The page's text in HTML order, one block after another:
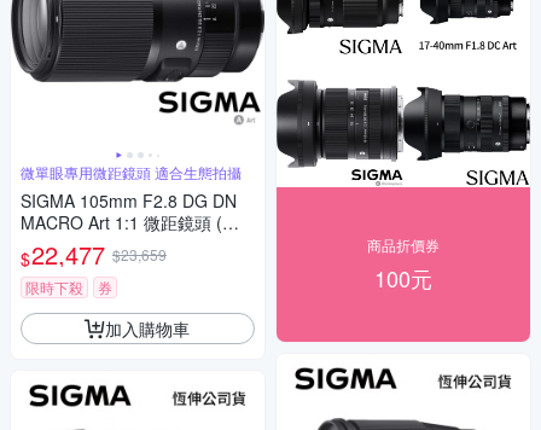
微單眼專用微距鏡頭 適合生態拍攝
SIGMA 105mm F2.8 DG DN
MACRO Art 1:1 微距鏡頭 (公
司貨) 望遠定焦鏡頭 全片幅無
反微單眼鏡頭
$22,477 $23,659
限時下殺
券
加入購物車
商品折價券
100元